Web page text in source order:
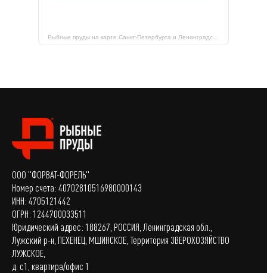
ООО "ФОРВАТ-ФОРЕЛЬ"
Номер счета: 40702810516980000143
ИНН: 4705121442
ОГРН: 1244700033511
Юридический адрес: 188267, РОССИЯ, Ленинградская обл.,
Лужский р-н, ПЕХЕНЕЦ, МШИНСКОЕ, Территория ЗВЕРОХОЗЯЙСТВО
ЛУЖСКОЕ,
д. с1, квартира/офис 1